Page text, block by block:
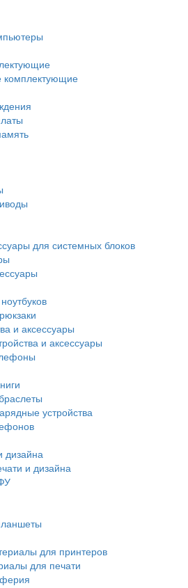
для системных блоков
и аксессуары
и аксессуары
устройства
дизайна
и дизайна
для принтеров
для печати